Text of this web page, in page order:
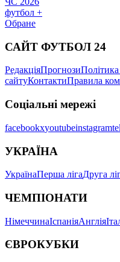
футбол +
Обране
САЙТ ФУТБОЛ 24
РедакціяПрогнозиПолітика
сайтуКонтактиПравила
Соціальні мережі
facebookxyoutubeinstagram
УКРАЇНА
УкраїнаПерша лігаДруга
ЧЕМПІОНАТИ
НімеччинаІспаніяАнглія
ЄВРОКУБКИ